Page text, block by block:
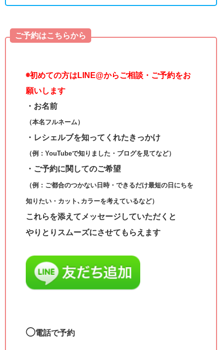
ご予約はこちらから
◉初めての方はLINE@からご相談・ご予約をお
願いします
・お名前
（本名フルネーム）
・レシェルブを知ってくれたきっかけ
（例：YouTubeで知りました・ブログを見てなど）
・ご予約に関してのご希望
（例：ご都合のつかない日時・できるだけ最短の日にちを
知りたい・カット､カラーを考えているなど）
これらを添えてメッセージしていただくと
やりとりスムーズにさせてもらえます
◯電話で予約